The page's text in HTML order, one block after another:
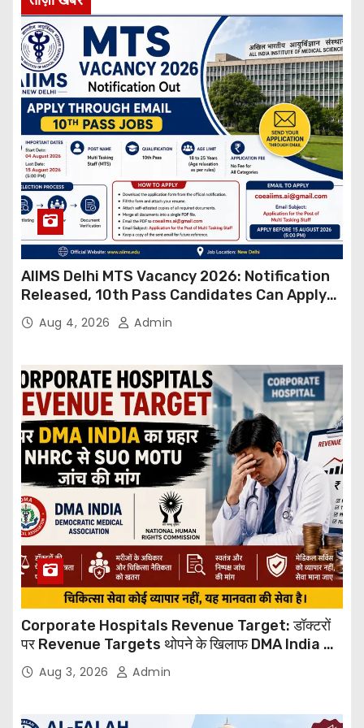
AIIMS Delhi MTS Vacancy 2026: Notification
Released, 10th Pass Candidates Can Apply
Through Email
Aug 4, 2026 Admin
Corporate Hospitals Revenue Target: डॉक्टरों
पर Revenue Targets थोपने के खिलाफ DMA India का
बड़ा कदम, NHRC से Suo Motu जांच की मांग
Aug 3, 2026 Admin